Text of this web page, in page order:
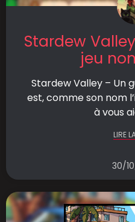
Stardew
jeu
Stardew Valley – Un
est, comme son nom
à vous
LIRE
30/